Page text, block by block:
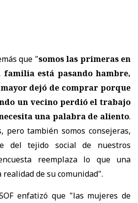
que "somos las primeras en
familia está pasando hambre,
dejó de comprar porque
un vecino perdió el trabajo
una palabra de aliento.
pero también somos consejeras,
del tejido social de nuestros
reemplaza lo que una
de su comunidad".
enfatizó que "las mujeres de